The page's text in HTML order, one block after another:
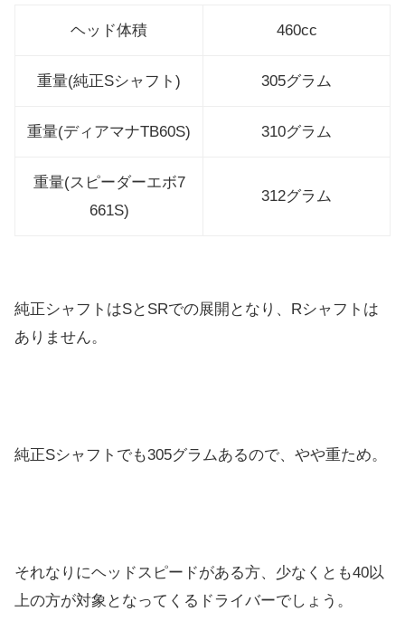
ヘッド体積 460cc
重量(純正Sシャフト) 305グラム
重量(ディアマナTB60S) 310グラム
重量(スピーダーエボ7
661S)
312グラム
純正シャフトはSとSRでの展開となり、Rシャフトは
ありません。
純正Sシャフトでも305グラムあるので、やや重ため。
それなりにヘッドスピードがある方、少なくとも40以
上の方が対象となってくるドライバーでしょう。